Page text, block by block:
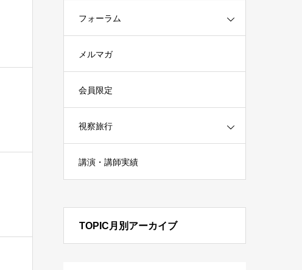
フォーラム
メルマガ
会員限定
視察旅行
講演・講師実績
TOPIC月別アーカイブ